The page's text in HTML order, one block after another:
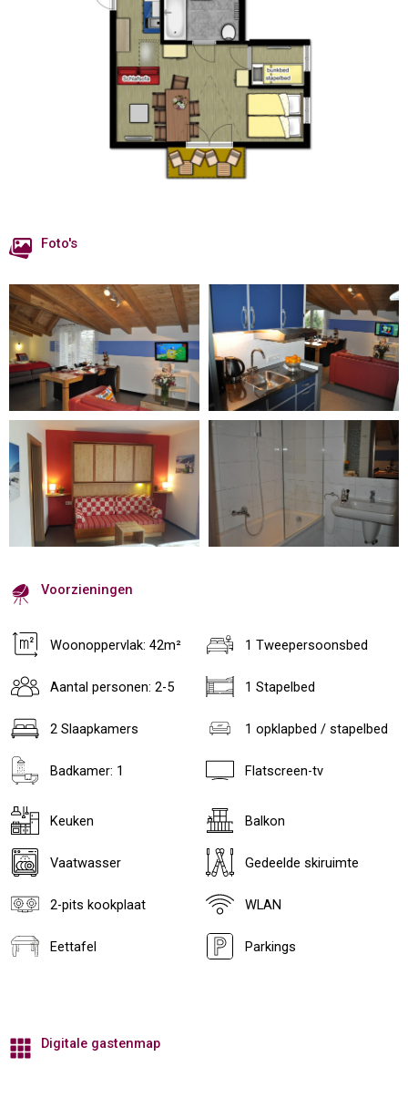
Foto's
Voorzieningen
Woonoppervlak: 42m²
Aantal personen: 2-5
2 Slaapkamers
Badkamer: 1
1 Tweepersoonsbed
1 Stapelbed
1 opklapbed / stapelbed
Flatscreen-tv
Keuken
Vaatwasser
2-pits kookplaat
Eettafel
Balkon
Gedeelde skiruimte
WLAN
Parkings
Digitale gastenmap